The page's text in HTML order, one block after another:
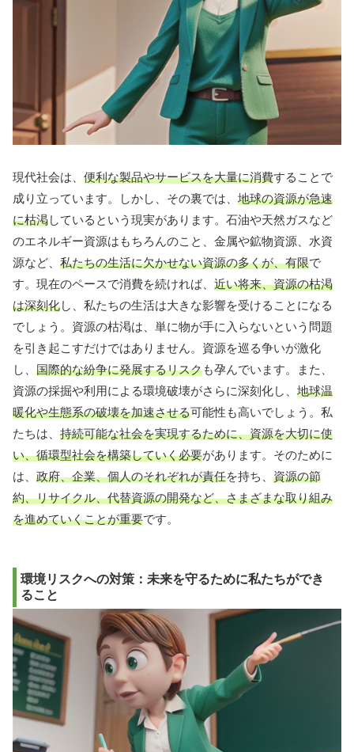
現代社会は、 便利な製品やサービスを大量に消費することで
成り立っています。しかし、その裏では、 地球の資源が急速
に枯渇しているという現実があります。石油や天然ガスなど
のエネルギー資源はもちろんのこと、金属や鉱物資源、水資
源など、 私たちの生活に欠かせない資源の多くが、有限で
す。現在のペースで消費を続ければ、 近い将来、資源の枯渇
は深刻化し、私たちの生活は大きな影響を受けることになる
でしょう。資源の枯渇は、単に物が手に入らないという問題
を引き起こすだけではありません。資源を巡る争いが激化
し、 国際的な紛争に発展するリスクも孕んでいます。また、
資源の採掘や利用による環境破壊がさらに深刻化し、 地球温
暖化や生態系の破壊を加速させる可能性も高いでしょう。私
たちは、 持続可能な社会を実現するために、資源を大切に使
い、循環型社会を構築していく必要があります。そのために
は、 政府、企業、個人のそれぞれが責任を持ち、 資源の節
約、リサイクル、代替資源の開発など、さまざまな取り組み
を進めていくことが重要です。
環境リスクへの対策：未来を守るために私たちができ
ること